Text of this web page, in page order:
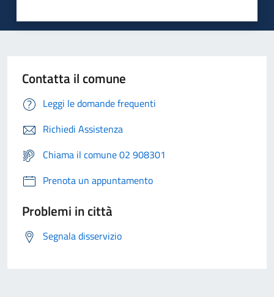
Contatta il comune
Leggi le domande frequenti
Richiedi Assistenza
Chiama il comune 02 908301
Prenota un appuntamento
Problemi in città
Segnala disservizio